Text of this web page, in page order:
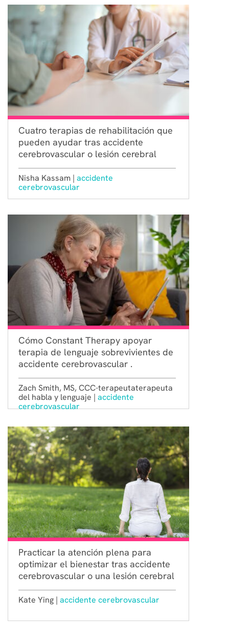
Cuatro terapias de rehabilitación que
pueden ayudar tras accidente
cerebrovascular o lesión cerebral
Nisha Kassam | accidente
cerebrovascular
Cómo Constant Therapy apoyar
terapia de lenguaje sobrevivientes de
accidente cerebrovascular .
Zach Smith, MS, CCC-terapeutaterapeuta
del habla y lenguaje | accidente
cerebrovascular
Practicar la atención plena para
optimizar el bienestar tras accidente
cerebrovascular o una lesión cerebral
Kate Ying | accidente cerebrovascular